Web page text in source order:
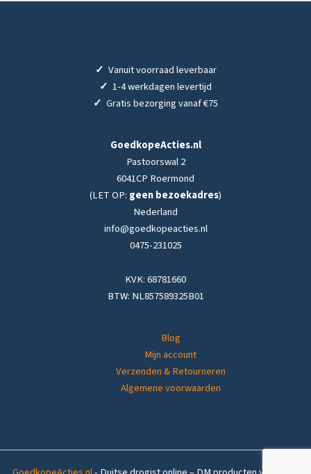
✓ Vanuit voorraad leverbaar
✓ 1-4 werkdagen levertijd
✓ Gratis bezorging vanaf €75
GoedkopeActies.nl
Pastoorswal 2
6041CP Roermond
(LET OP: geen bezoekadres)
Nederland
info@goedkopeacties.nl
0475-231025
KVK: 68781660
BTW: NL857589325B01
Blog
Mijn account
Verzenden & Retourneren
Algemene voorwaarden